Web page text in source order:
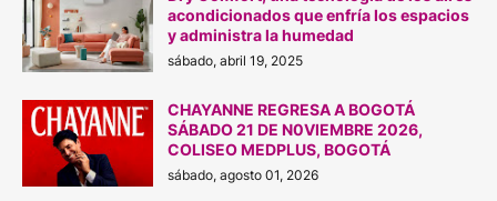
acondicionados que enfría los espacios
y administra la humedad
sábado, abril 19, 2025
CHAYANNE REGRESA A BOGOTÁ
SÁBADO 21 DE N0VIEMBRE 2026,
COLISEO MEDPLUS, BOGOTÁ
sábado, agosto 01, 2026